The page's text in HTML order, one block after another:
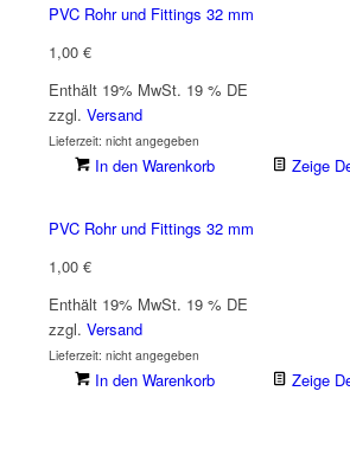
PVC Rohr und Fittings 32 mm
1,00 €
Enthält 19% MwSt. 19 % DE
zzgl. Versand
Lieferzeit: nicht angegeben
In den Warenkorb Zeige
PVC Rohr und Fittings 32 mm
1,00 €
Enthält 19% MwSt. 19 % DE
zzgl. Versand
Lieferzeit: nicht angegeben
In den Warenkorb Zeige